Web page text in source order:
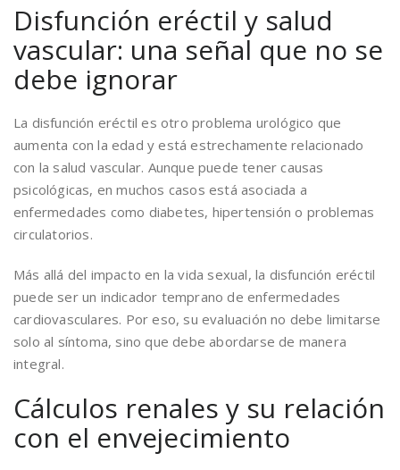
Disfunción eréctil y salud
vascular: una señal que no se
debe ignorar
La disfunción eréctil es otro problema urológico que
aumenta con la edad y está estrechamente relacionado
con la salud vascular. Aunque puede tener causas
psicológicas, en muchos casos está asociada a
enfermedades como diabetes, hipertensión o problemas
circulatorios.
Más allá del impacto en la vida sexual, la disfunción eréctil
puede ser un indicador temprano de enfermedades
cardiovasculares. Por eso, su evaluación no debe limitarse
solo al síntoma, sino que debe abordarse de manera
integral.
Cálculos renales y su relación
con el envejecimiento